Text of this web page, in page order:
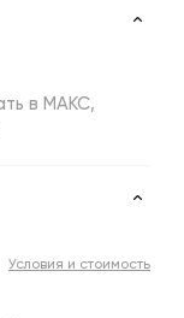
в МАКС,
Условия и стоимость